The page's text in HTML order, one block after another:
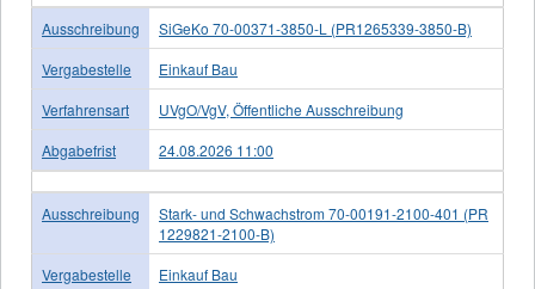
Ausschreibung
SiGeKo 70-00371-3850-L (PR1265339-3850-B)
Vergabestelle
Einkauf Bau
Verfahrensart
UVgO/VgV, Öffentliche Ausschreibung
Abgabefrist
24.08.2026 11:00
Ausschreibung
Stark- und Schwachstrom 70-00191-2100-401 (PR
1229821-2100-B)
Vergabestelle
Einkauf Bau